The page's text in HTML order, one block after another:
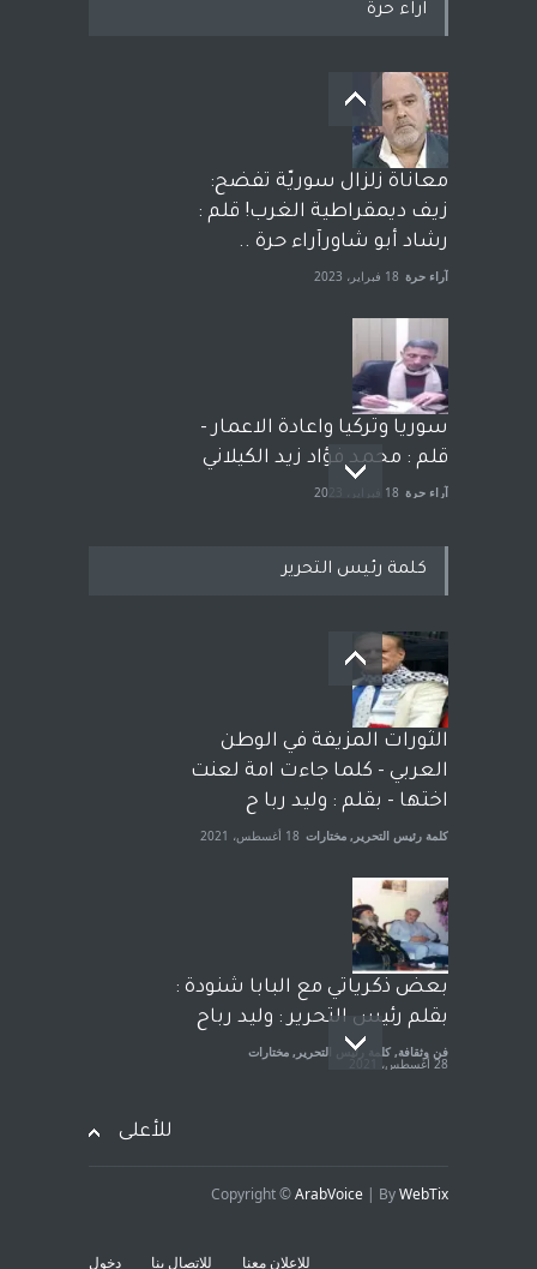
اراء حرة
معاناة زلزال سوريّة تفضح:
زيف ديمقراطية الغرب! قلم :
رشاد أبو شاورآراء حرة ..
آراء حرة 18 فبراير، 2023
سوريا وتركيا واعادة الاعمار -
قلم : محمد فؤاد زيد الكيلاني
آراء حرة 18 فبراير، 2023
بعد معارك قضائية طاحنة كتب
وترافع فيها بنفسه مرة اخرى..
الشيخ طارق يوسف يقهر
الحكومة الأمريكية ، فأعطوه
الجنسية عن يد وهم صاغرون،
آراء حرة مختارات 7 أبريل، 2023
كلمة رئيس التحرير
الثورات المزيفة في الوطن
العربي - كلما جاءت امة لعنت
اختها - بقلم : وليد ربا ح
كلمة رئيس التحرير , مختارات 18 أغسطس، 2021
بعض ذكرياتي مع البابا شنودة :
بقلم رئيس التحرير : وليد رباح
فن وثقافة, كلمة رئيس التحرير , مختارات
28 أغسطس، 2021
للأعلى
Copyright ©ArabVoice | ByWebTix
للإعلان معنا للاتصال بنا دخول